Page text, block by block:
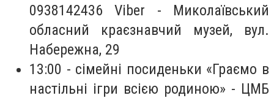
0938142436 Viber - Миколаївський
обласний краєзнавчий музей, вул.
Набережна, 29
13:00 - сімейні посиденьки «Граємо в
настільні ігри всією родиною» - ЦМБ